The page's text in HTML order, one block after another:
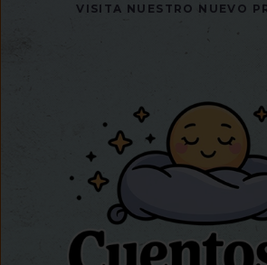
VISITA NUESTRO NUEVO